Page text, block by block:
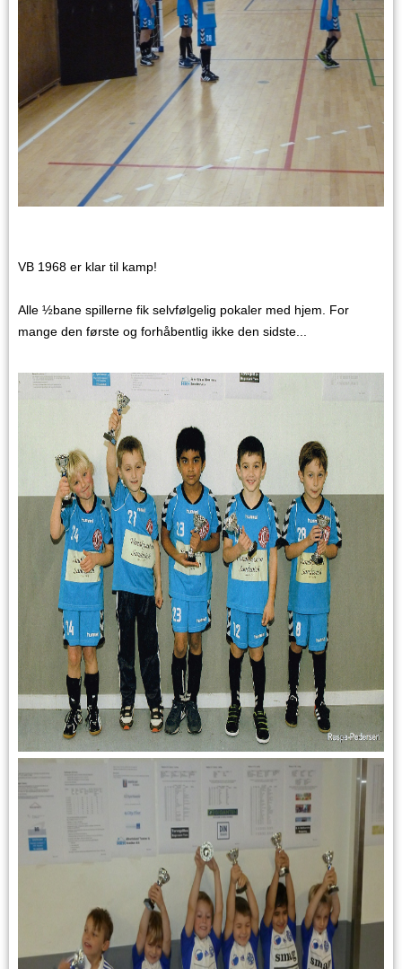
VB 1968 er klar til kamp!
Alle ½bane spillerne fik selvfølgelig pokaler med hjem. For
mange den første og forhåbentlig ikke den sidste...